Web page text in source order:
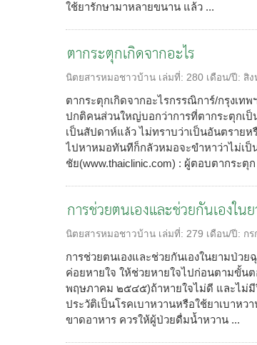
ใช้ยารักษามาหลายขนาน แล้ว ...
ตากระตุกเกิดจากอะไร
นิตยสารหมอชาวบ้าน เล่มที่: 280 เดือน/ปี: สิ
ตากระตุกเกิดจากอะไรกรรณิการ์/กรุงเท
ปกติคนส่วนใหญ่บอกว่าการที่ตากระตุกเ
เป็นสัปดาห์แล้ว ไม่ทราบว่าเป็นอันตราย
ไปหาหมอทันทีก็กลัวหมอจะขำหาว่าไม่
ชัย(www.thaiclinic.com) : ผู้ตอบตากระตุก
การช่วยตนเองและช่วยกันเองใน
นิตยสารหมอชาวบ้าน เล่มที่: 279 เดือน/ปี: ก
การช่วยตนเองและช่วยกันเองในยามป่ว
ค่อยหายใจ ให้ช่วยหายใจไปก่อนตามขั้
พฤษภาคม ๒๕๔๕)ถ้าหายใจไม่ดี และไม่มี
ประวัติเป็นโรคเบาหวานหรือใช้ยาเบาหว
ขาดอาหาร ควรให้ผู้ป่วยดื่มน้ำหวาน ...